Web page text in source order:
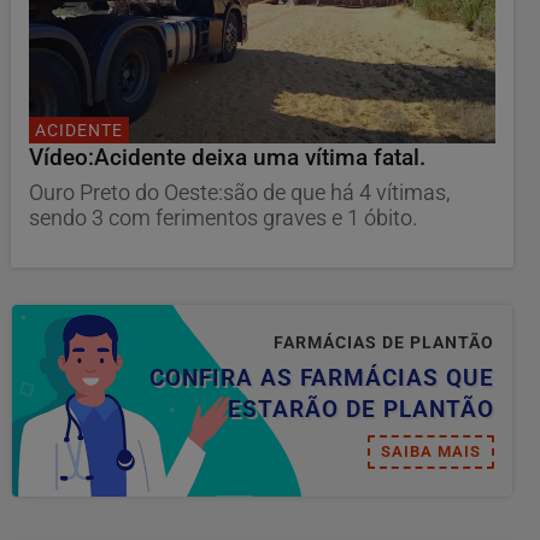
ACIDENTE
Vídeo:Acidente deixa uma vítima fatal.
Ouro Preto do Oeste:são de que há 4 vítimas,
sendo 3 com ferimentos graves e 1 óbito.
FARMÁCIAS DE PLANTÃO
CONFIRA AS FARMÁCIAS QUE
ESTARÃO DE PLANTÃO
SAIBA MAIS